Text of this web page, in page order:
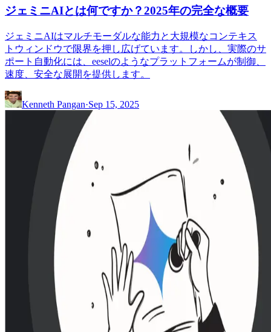
ジェミニAIとは何ですか？2025年の完全な概要
ジェミニAIはマルチモーダルな能力と大規模なコンテキス
トウィンドウで限界を押し広げています。しかし、実際のサ
ポート自動化には、eeselのようなプラットフォームが制御、
速度、安全な展開を提供します。
Kenneth Pangan·Sep 15, 2025